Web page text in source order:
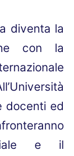
diventa la
con la
docenti ed
e il